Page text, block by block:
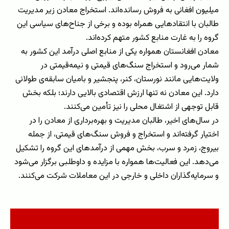
میلیون افغانی به فروش رسانده‌اند. استخراج معادن زیر مدیریت
طالبان با انتقادهایی همراه بوده و برخی از جناح‌های سیاسی این
گروه را به غارت منابع کشور متهم کرده‌اند.
معادن افغانستان همواره یکی از منابع اصلی درآمد این کشور به
شمار می‌رود و استخراج سنگ‌های قیمتی و نیمه‌قیمتی در
ولایت‌هایی مانند نورستان، کنر، پنجشیر و بامیان سابقه‌ی طولانی
دارد. این معادن نه تنها ارزش اقتصادی بالایی دارند؛ بلکه بخش
قابل توجهی از اشتغال محلی را نیز تأمین می‌کنند.
در سال‌های اخیر، طالبان مدیریت و بهره‌برداری از معادن را در
اختیار گرفته‌اند و استخراج و فروش سنگ‌های قیمتی، از جمله
بیروج، زمرد و سرب، بخش مهمی از درآمدهای این گروه را تشکیل
می‌دهد. این فعالیت‌ها همواره با مزایده و داوطلبی برگزار می‌شود
و سرمایه‌گذاران داخلی و خارجی در این معاملات شرکت می‌کنند.